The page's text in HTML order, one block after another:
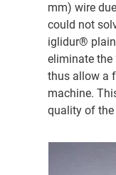
mm) wire
could not
iglidur®
eliminate the
thus allow a
machine.
quality of the